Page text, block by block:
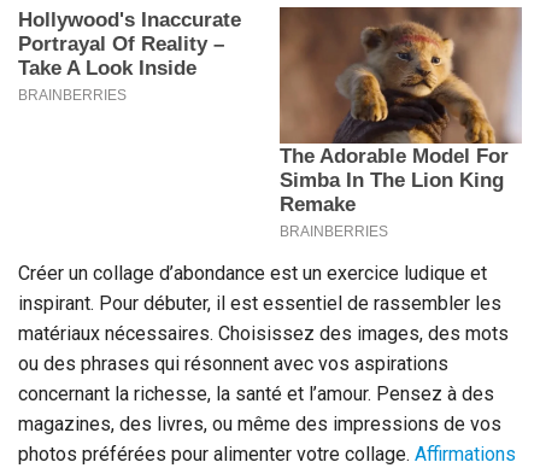
Créer un collage d’abondance est un exercice ludique et
inspirant. Pour débuter, il est essentiel de rassembler les
matériaux nécessaires. Choisissez des images, des mots
ou des phrases qui résonnent avec vos aspirations
concernant la richesse, la santé et l’amour. Pensez à des
magazines, des livres, ou même des impressions de vos
photos préférées pour alimenter votre collage. Affirmations